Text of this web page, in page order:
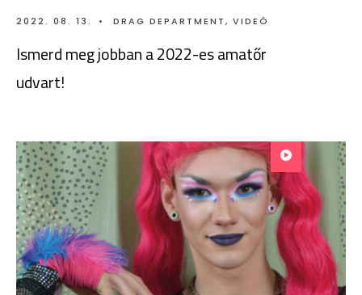
2022. 08. 13. • DRAG DEPARTMENT, VIDEÓ
Ismerd meg jobban a 2022-es amatőr
udvart!